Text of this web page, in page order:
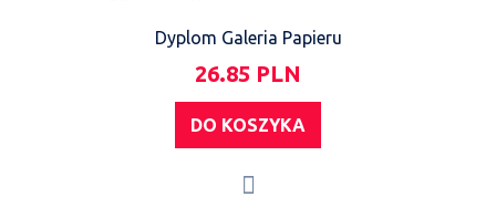
Dyplom Galeria Papieru
26.85 PLN
DO KOSZYKA